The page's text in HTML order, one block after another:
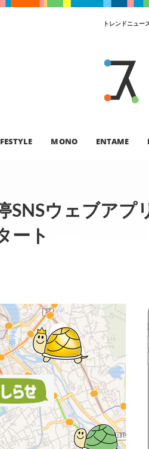
トレンドニュー
MONO ENTAME
SNSウェブアプ
ート